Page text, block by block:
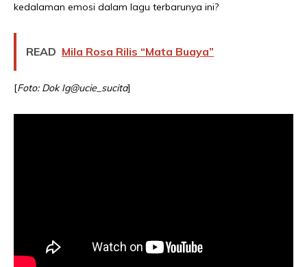
kedalaman emosi dalam lagu terbarunya ini?
READ Mila Rosa Rilis “Mata Buaya”
[Foto: Dok Ig@ucie_sucita]